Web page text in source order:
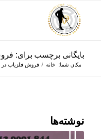
بایگانی برچسب برای:
مکان شما: خانه / فروش فلزیاب در
نوشته‌ها